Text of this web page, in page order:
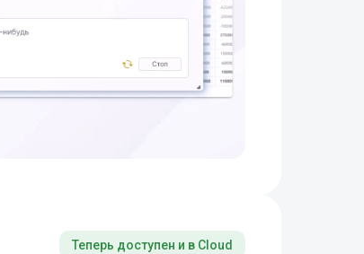
Теперь доступен и в Cloud